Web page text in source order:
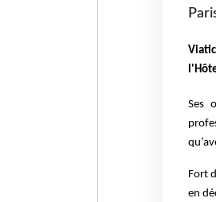
Ses
Fort
en